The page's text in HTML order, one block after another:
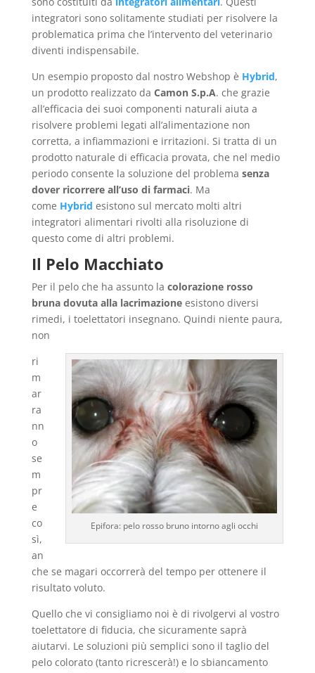
integratori sono solitamente studiati per risolvere la
problematica prima che l’intervento del veterinario
diventi indispensabile.
Un esempio proposto dal nostro Webshop è Hybrid,
un prodotto realizzato da Camon S.p.A. che grazie
all’efficacia dei suoi componenti naturali aiuta a
risolvere problemi legati all’alimentazione non
corretta, a infiammazioni e irritazioni. Si tratta di un
prodotto naturale di efficacia provata, che nel medio
periodo consente la soluzione del problema senza
dover ricorrere all’uso di farmaci. Ma
come Hybrid esistono sul mercato molti altri
integratori alimentari rivolti alla risoluzione di
questo come di altri problemi.
Il Pelo Macchiato
Per il pelo che ha assunto la colorazione rosso
bruna dovuta alla lacrimazioneesistono diversi
rimedi, i toelettatori insegnano. Quindi niente paura,
non
Epifora: pelo rosso bruno intorno agli occhi
ri
m
ar
ra
nn
o
se
m
pr
e
co
sì,
an
che se magari occorrerà del tempo per ottenere il
risultato voluto.
Quello che vi consigliamo noi è di rivolgervi al vostro
toelettatore di fiducia, che sicuramente saprà
aiutarvi. Le soluzioni più semplici sono il taglio del
pelo colorato (tanto ricrescerà!) e lo sbiancamento